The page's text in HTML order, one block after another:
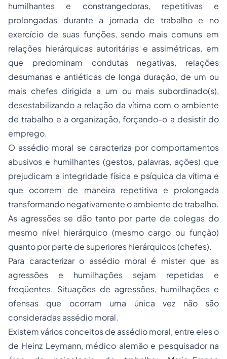
humilhantes e constrangedoras, repetitivas e
prolongadas durante a jornada de trabalhoe no
exercício de suas funções, sendo mais comuns em
relações hierárquicas autoritárias e assimétricas, em
que predominam condutas negativas, relações
desumanas e antiéticas de longa duração, de um ou
mais chefes dirigida a um ou mais subordinado(s),
desestabilizando a relação da vítima com o ambiente
de trabalho e a organização, forçando-o a desistir do
emprego.
O assédio moral se caracteriza por comportamentos
abusivos e humilhantes (gestos, palavras, ações) que
prejudicam a integridade física e psíquica da vítima e
que ocorrem de maneira repetitiva e prolongada
transformando negativamente o ambiente de trabalho.
As agressões se dão tanto por parte de colegas do
mesmo nível hierárquico (mesmo cargo ou função)
quanto por parte de superiores hierárquicos (chefes).
Para caracterizar o assédio moral é mister que as
agressões e humilhações sejam repetidas e
freqüentes. Situações de agressões, humilhações e
ofensas que ocorram uma única vez não são
consideradas assédio moral.
Existem vários conceitos de assédio moral, entre eles o
de Heinz Leymann, médico alemão e pesquisador na